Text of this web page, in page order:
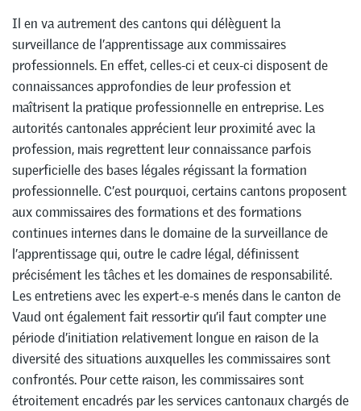
Il en va autrement des cantons qui délèguent la
surveillance de l’apprentissage aux commissaires
professionnels. En effet, celles-ci et ceux-ci disposent de
connaissances approfondies de leur profession et
maîtrisent la pratique professionnelle en entreprise. Les
autorités cantonales apprécient leur proximité avec la
profession, mais regrettent leur connaissance parfois
superficielle des bases légales régissant la formation
professionnelle. C’est pourquoi, certains cantons proposent
aux commissaires des formations et des formations
continues internes dans le domaine de la surveillance de
l’apprentissage qui, outre le cadre légal, définissent
précisément les tâches et les domaines de responsabilité.
Les entretiens avec les expert-e-s menés dans le canton de
Vaud ont également fait ressortir qu’il faut compter une
période d’initiation relativement longue en raison de la
diversité des situations auxquelles les commissaires sont
confrontés. Pour cette raison, les commissaires sont
étroitement encadrés par les services cantonaux chargés de